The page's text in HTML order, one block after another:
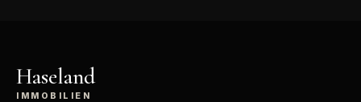
Haseland
IMMOBILIEN